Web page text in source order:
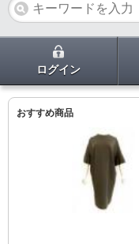
ログイン
おすすめ商品